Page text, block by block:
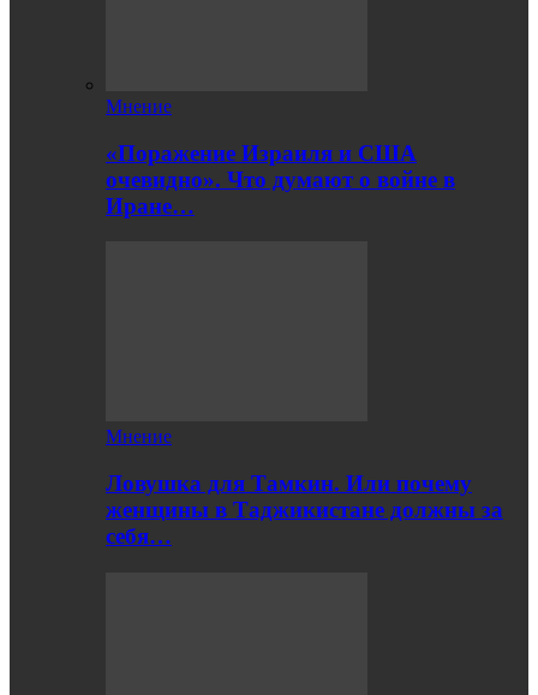
Мнение
«Поражение Израиля и США
очевидно». Что думают о войне в
Иране…
Мнение
Ловушка для Тамкин. Или почему
женщины в Таджикистане должны за
себя…